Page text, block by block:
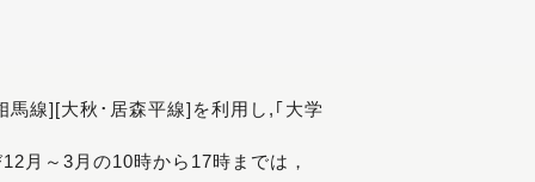
線][大秋･居森平線]を利用し,｢大学
月～3月の10時から17時までは，